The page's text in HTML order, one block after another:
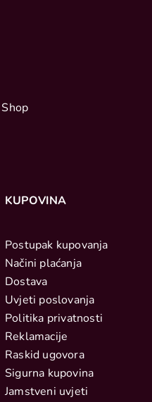
KUPOVINA
Postupak kupovanja
Načini plaćanja
Dostava
Uvjeti poslovanja
Politika privatnosti
Reklamacije
Raskid ugovora
Sigurna kupovina
Jamstveni uvjeti